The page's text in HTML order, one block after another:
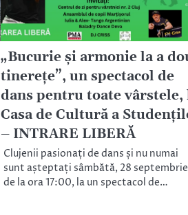
„Bucurie și armonie la a
tinerețe”, un spectacol de
dans pentru toate vârstele,
Casa de Cultură a
– INTRARE LIBERĂ
Clujenii pasionați de dans și nu numai
sunt așteptați sâmbătă, 28
de la ora 17:00, la un spectacol de…